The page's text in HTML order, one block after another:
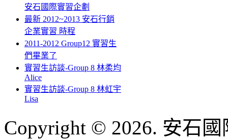
安石國際實習企劃
最新 2012~2013 安石行銷
企業實習 時程
2011-2012 Group12 實習生
們畢業了
實習生訪談-Group 8 林柔均
Alice
實習生訪談-Group 8 林虹宇
Lisa
Copyright © 2026. 安石國